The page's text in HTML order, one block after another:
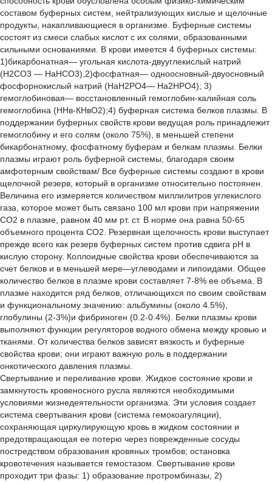
составом буферных систем, нейтрализующих кислые и щелочные
продукты, накапливающиеся в организме. Буферные системы
состоят из смеси слабых кислот с их солями, образованными
сильными основаниями. В крови имеется 4 буферных системы:
1)бикарбонатная— угольная кислота-двууглекислый натрий
(Н2СО3 — НаНСО3),2)фосфатная— одноосновный-двуосновный
фосфорнокислый натрий (НаН2РО4— На2НРО4); 3)
гемоглобиновая— восстановленный гемоглобин-калийная соль
гемоглобина (ННв-КНвО2);4) буферная система белков плазмы. В
поддержании буферных свойств крови ведущая роль принадлежит
гемоглобину и его солям (около 75%), в меньшей степени
бикарбонатному, фосфатному буферам и белкам плазмы. Белки
плазмы играют роль буферной системы, благодаря своим
амфотерным свойствам/ Все буферные системы создают в крови
щелочной резерв, который в организме относительно постоянен.
Величина его измеряется количеством миллилитров углекислого
газа, которое может быть связано 100 мл крови при напряжении
СО2 в плазме, равном 40 мм рт. ст. В норме она равна 50-65
объемного процента СО2. Резервная щелочность крови выступает
прежде всего как резерв буферных систем против сдвига рН в
кислую сторону. Коллоидные свойства крови обеспечиваются за
счет белков и в меньшей мере—углеводами и липоидами. Общее
количество белков в плазме крови составляет 7-8% ее объема. В
плазме находится ряд белков, отличающихся по своим свойствам
и функциональному значению: альбумины (около 4.5%),
глобулины (2-3%)и фибриноген (0.2-0.4%). Белки плазмы крови
выполняют функции регуляторов водного обмена между кровью и
тканями. От количества белков зависят вязкость и буферные
свойства крови; они играют важную роль в поддержании
онкотического давления плазмы.
Свертывание и переливание крови. Жидкое состояние крови и
замкнутость кровеносного русла являются необходимыми
условиями жизнедеятельности организма. Эти условия создает
система свертывания крови (система гемокоагуляции),
сохраняющая циркулирующую кровь в жидком состоянии и
предотвращающая ее потерю через поврежденные сосуды
постредством образования кровяных тромбов; остановка
кровотечения называется гемостазом. Cвертывание крови
проходит три фазы: 1) образование протромбиназы, 2)